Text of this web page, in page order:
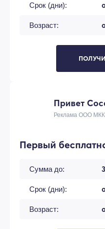
Срок (дни):
Возраст:
Привет
Реклама ООО МКК
Первый
Сумма до:
Срок (дни):
Возраст: